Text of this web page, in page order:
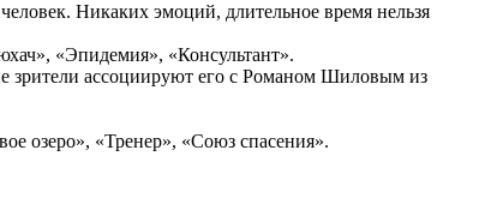
Никаких эмоций, длительное время нельзя
«Эпидемия», «Консультант».
зрители ассоциируют его с Романом Шиловым из
озеро», «Тренер», «Союз спасения».